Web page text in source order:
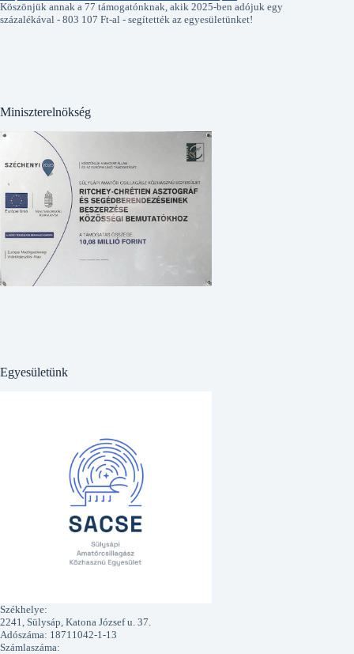
Köszönjük annak a 77 támogatónknak, akik 2025-ben adójuk egy
százalékával - 803 107 Ft-al - segítették az egyesületünket!
Miniszterelnökség
Egyesületünk
Székhelye:
2241, Sülysáp, Katona József u. 37.
Adószáma: 18711042-1-13
Számlaszáma: